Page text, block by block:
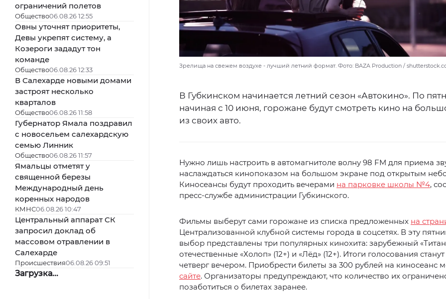
ограничений полетов
Общество06.08.26 12:55
Овны уточнят приоритеты,
Девы укрепят систему, а
Козероги зададут тон
команде
Общество06.08.26 12:33
В Салехарде новыми домами
застроят несколько
кварталов
Общество06.08.26 11:58
Губернатор Ямала поздравил
с новосельем салехардскую
семью Линник
Общество06.08.26 11:57
Ямальцы отметят у
священной березы
Международный день
коренных народов
КМНС06.08.26 10:47
Центральный аппарат СК
запросил доклад об
массовом отравлении в
Салехарде
Происшествия06.08.26 09:51
Загрузка...
Зрелища на свежем воздухе - лучший летний формат. Фото: BAZA Production /
В Губкинском начинается летний сезон «Автокино». По
начиная с 10 июня, горожане будут смотреть кино на
из своих авто.
Нужно лишь настроить в автомагнитоле волну 98 FM для приема
наслаждаться кинопоказом на большом экране под открытым
Киносеансы будут проходить вечерами на парковке школы №4,
пресс-службе администрации Губкинского.
Фильмы выберут сами горожане из списка предложенных на
Централизованной клубной системы города в соцсетях. В эту
выбор представлены три популярных кинохита: зарубежный
отечественные «Холоп» (12+) и «Лёд» (12+). Итоги голосования
четверг вечером. Приобрести билеты за 300 рублей на киносеанс
сайте. Организаторы предупреждают, что количество их
позаботиться о билетах заранее.